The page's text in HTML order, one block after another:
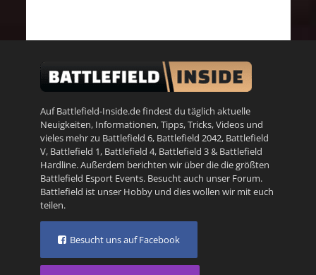
Auf Battlefield-Inside.de findest du täglich aktuelle
Neuigkeiten, Informationen, Tipps, Tricks, Videos und
vieles mehr zu Battlefield 6, Battlefield 2042, Battlefield
V, Battlefield 1, Battlefield 4, Battlefield 3& Battlefield
Hardline. Außerdem berichten wir über die die größten
Battlefield Esport Events. Besucht auch unser Forum.
Battlefield ist unser Hobby und dies wollen wir mit euch
teilen.
Besucht uns auf Facebook